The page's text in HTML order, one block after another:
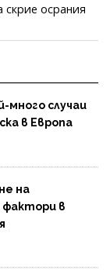
осрания
много случаи
в Европа
на
фактори в